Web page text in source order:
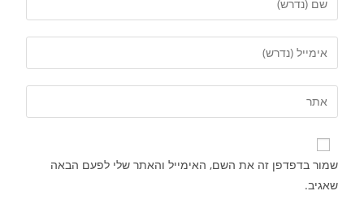
שמור בדפדפן זה את השם, האימייל והאתר שלי לפעם הבאה
שאגיב.